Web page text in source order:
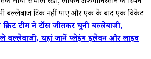
बल्लेबाज टिक नहीं पाए और एक के बाद एक विकेट
क्रिकेट टीम ने टॉस जीतकर चुनी बल्लेबाजी,
बल्लेबाजी, यहां जानें प्लेइंग इलेवन और लाइव